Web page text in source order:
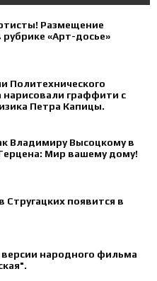
Размещение
«Арт-досье»
Политехнического
нарисовали граффити с
Петра Капицы.
Владимиру Высоцкому в
Мир вашему дому!
Стругацких появится в
народного фильма